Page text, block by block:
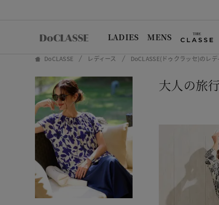
LADIES MENS
DoCLASSE レディース DoCLASSE(ドゥクラッセ)のレ
大人の旅